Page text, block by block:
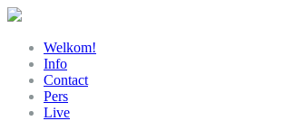
Welkom!
Info
Contact
Pers
Live